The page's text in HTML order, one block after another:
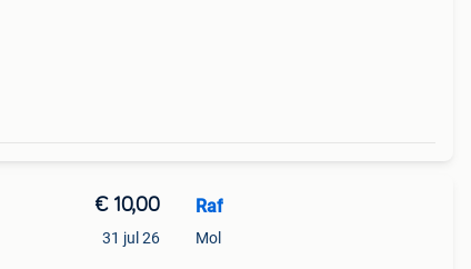
€ 10,00
31 jul 26
Raf
Mol